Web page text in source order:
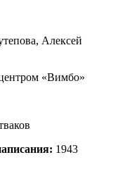
Алексей
«Вимбо»
1943